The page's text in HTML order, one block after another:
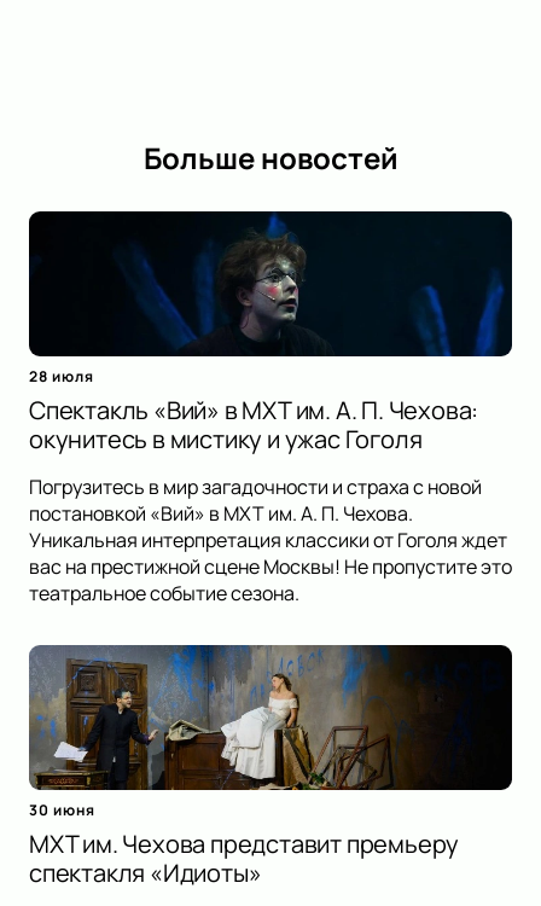
Больше новостей
28 июля
Спектакль «Вий» в МХТ им. А. П. Чехова:
окунитесь в мистику и ужас Гоголя
Погрузитесь в мир загадочности и страха с новой
постановкой «Вий» в МХТ им. А. П. Чехова.
Уникальная интерпретация классики от Гоголя ждет
вас на престижной сцене Москвы! Не пропустите это
театральное событие сезона.
30 июня
МХТ им. Чехова представит премьеру
спектакля «Идиоты»